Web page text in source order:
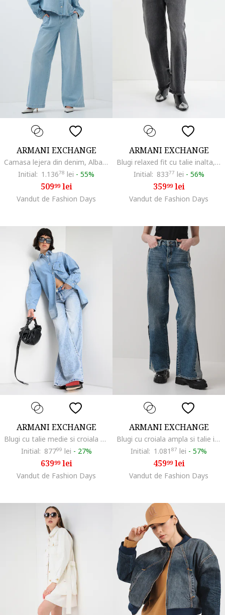
ARMANI EXCHANGE
Camasa lejera din denim, Albastru deschis melange
Initial: 1.13678 lei - 55%
50999lei
Vandut de Fashion Days
ARMANI EXCHANGE
Blugi relaxed fit cu talie inalta, Gri inchis melange
Initial: 83377 lei - 56%
35999lei
Vandut de Fashion Days
ARMANI EXCHANGE
Blugi cu talie medie si croiala ampla, Albastru melange
Initial: 87799 lei - 27%
63999lei
Vandut de Fashion Days
ARMANI EXCHANGE
Blugi cu croiala ampla si talie inalta, Albastru
Initial: 1.081 87 lei - 57%
45999lei
Vandut de Fashion Days